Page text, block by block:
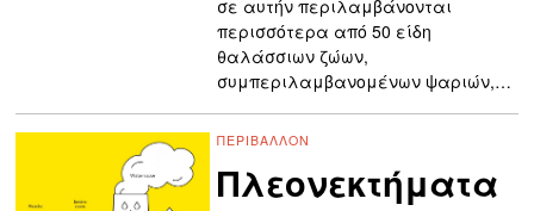
σε αυτήν περιλαμβάνονται
περισσότερα από 50 είδη
θαλάσσιων ζώων,
συμπεριλαμβανομένων ψαριών,…
ΠΕΡΙΒΆΛΛΟΝ
Πλεονεκτήματα